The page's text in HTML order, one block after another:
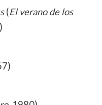
(El verano de los